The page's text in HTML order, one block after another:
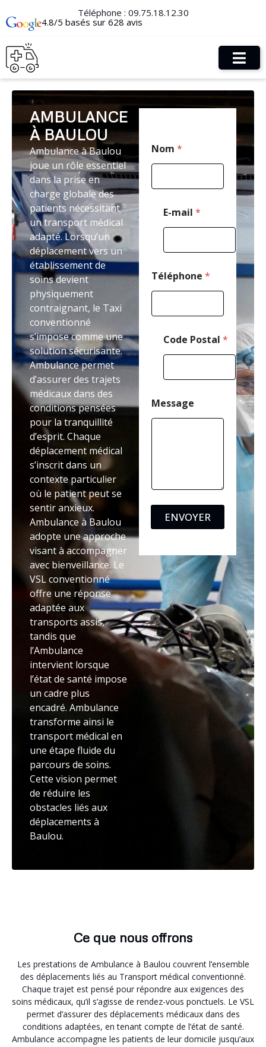
Téléphone : 09.75.18.12.30
4.8/5 basés sur 628 avis
AMBULANCE
À BAULOU
Ambulance à Baulou
joue un rôle essentiel
dans la prise en
charge globale des
patients nécessitant
un transport médical
adapté. Lorsqu’un
déplacement vers un
établissement de
soins devient
physiquement
contraignant, le Taxi
conventionné
s’impose comme une
solution sécurisante.
Ambulance permet
d’assurer des trajets
médicaux dans des
conditions pensées
pour la tranquillité
d’esprit. Chaque
déplacement médical
s’inscrit dans un
contexte particulier
où le patient peut se
sentir anxieux.
Ambulance à Baulou
adopte une approche
visant à accompagner
avec bienveillance. Le
VSL conventionné
offre une réponse
adaptée aux
transports assis,
tandis que
l’Ambulance
intervient lorsque
l’état de santé impose
un cadre plus
encadré. Ambulance
transforme ainsi le
transport médical en
une étape fluide du
parcours de soins.
Cette vision permet
de réduire les
obstacles liés aux
déplacements à
Baulou.
Nom *
E-mail *
*
T
é
l
é
p
e
Téléphone *
Code Postal *
Message
ENVOYER
Ce que nous offrons
Les prestations de Ambulance à Baulou couvrent l’ensemble
des déplacements liés au Transport médical conventionné.
Chaque trajet est pensé pour répondre aux exigences des
soins médicaux, qu’il s’agisse de rendez-vous ponctuels. Le VSL
permet d’assurer des déplacements médicaux dans des
conditions adaptées, en tenant compte de l’état de santé.
Ambulance accompagne les patients de leur domicile jusqu’aux